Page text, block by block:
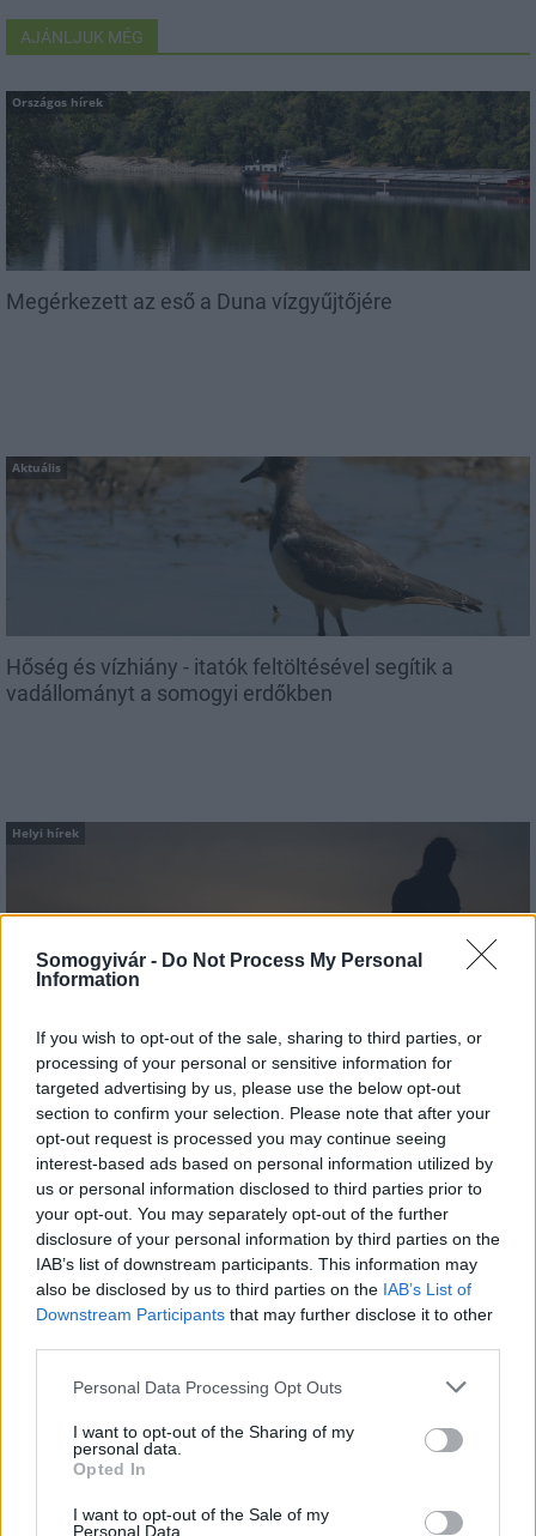
Somogyivár - Do Not Process My Personal
Information
If you wish to opt-out of the sale, sharing to third parties, or
processing of your personal or sensitive information for
targeted advertising by us, please use the below opt-out
section to confirm your selection. Please note that after your
opt-out request is processed you may continue seeing
interest-based ads based on personal information utilized by
us or personal information disclosed to third parties prior to
your opt-out. You may separately opt-out of the further
disclosure of your personal information by third parties on the
IAB’s list of downstream participants. This information may
also be disclosed by us to third parties on the IAB’s List of
Downstream Participants that may further disclose it to other
Please note that this website/app uses one or more Google
not limited to your visit or usage behaviour. You may click to
grant or deny consent to Google and its third-party tags to
use your data for below specified purposes in below Google
consent section.
Personal Data Processing Opt Outs
I want to opt-out of the Sharing of my
personal data.
Opted In
I want to opt-out of the Sale of my
Personal Data.
AJÁNLJUK MÉG
Országos hírek
Megérkezett az eső a Duna vízgyűjtőjére
Aktuális
Hőség és vízhiány - itatók feltöltésével segítik a
vadállományt a somogyi erdőkben
Helyi hírek
Amire többmillióan vártunk: szombattól másodfokúra
csökken a riasztás
MAGYAR ÉPÍTŐK
Mi épül?